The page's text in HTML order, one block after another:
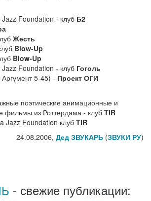
Foundation - клуб Б2
Жесть
Blow-Up
Blow-Up
Foundation - клуб Гоголь
5-45) - Проект ОГИ
поэтические анимационные и
фильмы из Роттердама - клуб TIR
Jazz Foundation клуб TIR
24.08.2006, Дед ЗВУКАРЬ (ЗВУКИ РУ)
- свежие публикации: